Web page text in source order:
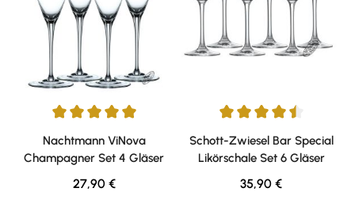
Durchschnittliche Bewertung von 5 von 5 Sternen
Nachtmann ViNova
Champagner Set 4 Gläser
Regulärer Preis:
27,90 €
Durchschnittliche Bewertung
Schott-Zwiesel Bar Special
Likörschale Set 6 Gläser
Regulärer Preis:
35,90 €